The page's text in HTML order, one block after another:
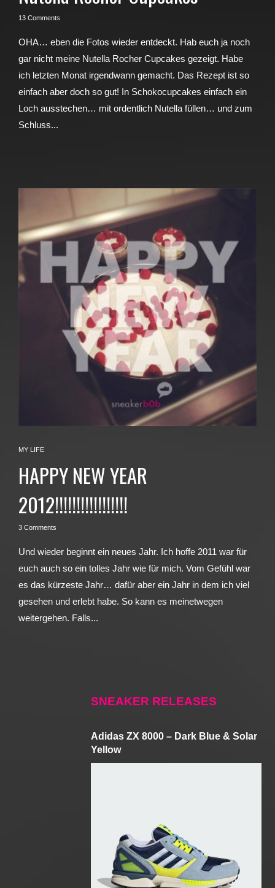
13 Comments
OHA… eben die Fotos wieder entdeckt. Hab euch ja noch
gar nicht meine Nutella Rocher Cupcakes gezeigt. Habe
ich letzten Monat irgendwann gemacht. Das Rezept ist so
einfach aber doch so gut! In Schokocupcakes einfach ein
Loch ausstechen… mit ordentlich Nutella füllen… und zum
Schluss...
MY LIFE
HAPPY NEW YEAR
2012!!!!!!!!!!!!!!!!!
3 Comments
Und wieder beginnt ein neues Jahr. Ich hoffe 2011 war für
euch auch so ein tolles Jahr wie für mich. Vom Gefühl war
es das kürzeste Jahr… dafür aber ein Jahr in dem ich viel
gesehen und erlebt habe. So kann es meinetwegen
weitergehen. Falls...
SNEAKER RELEASES
Adidas ZX 8000 – Dark Blue & Solar
Yellow